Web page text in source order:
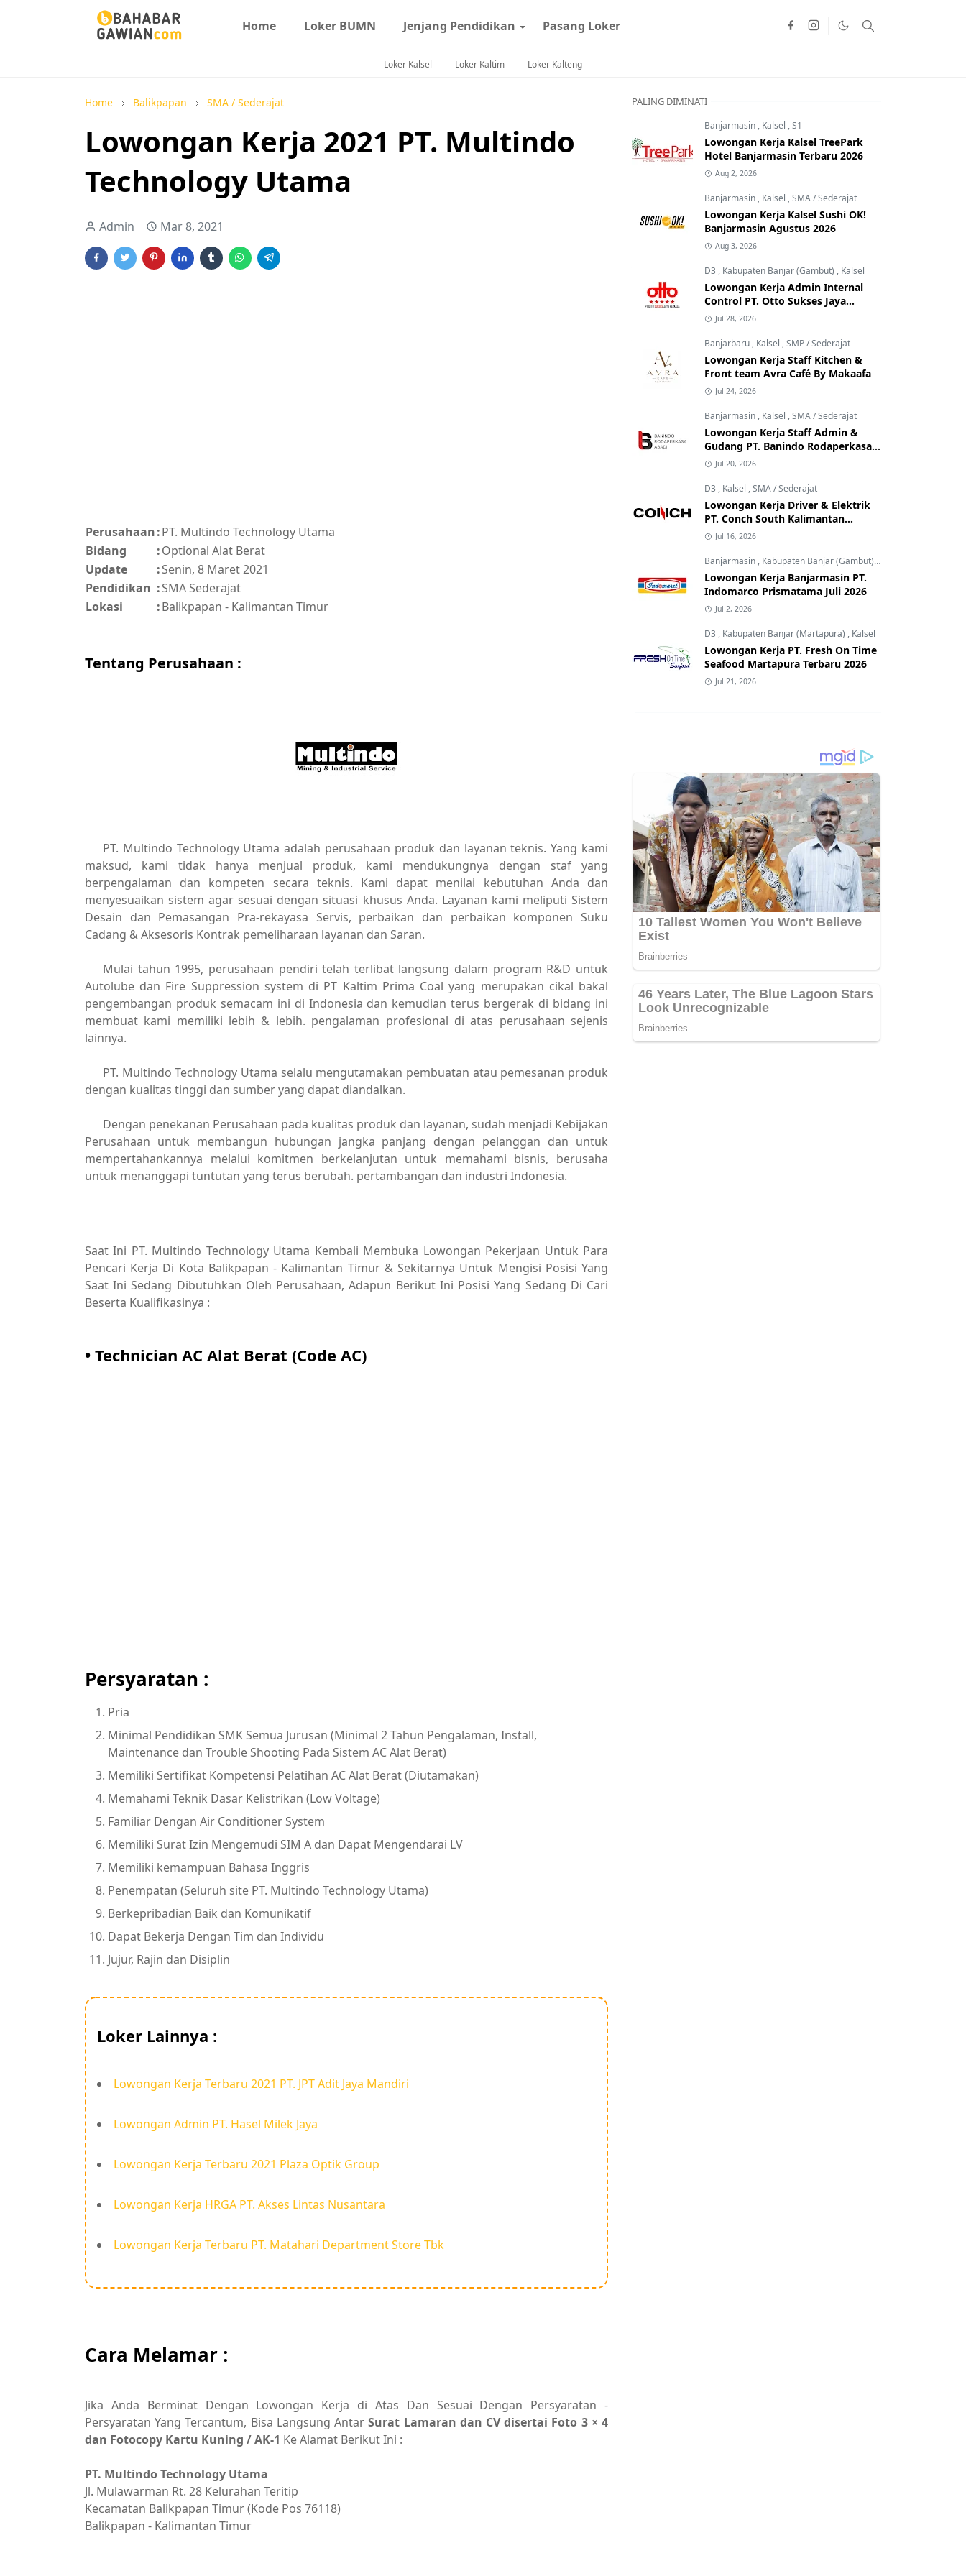
Home Loker BUMN Jenjang Pendidikan Pasang Loker
Loker Kalsel Loker Kaltim Loker Kalteng
Home Balikpapan SMA / Sederajat
Lowongan Kerja 2021 PT. Multindo
Technology Utama
Admin Mar 8, 2021
Perusahaan:PT. Multindo Technology Utama
Bidang
:Optional Alat Berat
Update
:Senin, 8 Maret 2021
Pendidikan :SMA Sederajat
Lokasi
:Balikpapan - Kalimantan Timur
Tentang Perusahaan :
PT. Multindo Technology Utama adalah perusahaan produk dan layanan teknis. Yang kami
maksud, kami tidak hanya menjual produk, kami mendukungnya dengan staf yang
berpengalaman dan kompeten secara teknis. Kami dapat menilai kebutuhan Anda dan
menyesuaikan sistem agar sesuai dengan situasi khusus Anda. Layanan kami meliputi Sistem
Desain dan Pemasangan Pra-rekayasa Servis, perbaikan dan perbaikan komponen Suku
Cadang & Aksesoris Kontrak pemeliharaan layanan dan Saran.
Mulai tahun 1995, perusahaan pendiri telah terlibat langsung dalam program R&D untuk
Autolube dan Fire Suppression system di PT Kaltim Prima Coal yang merupakan cikal bakal
pengembangan produk semacam ini di Indonesia dan kemudian terus bergerak di bidang ini
membuat kami memiliki lebih & lebih. pengalaman profesional di atas perusahaan sejenis
lainnya.
PT. Multindo Technology Utama selalu mengutamakan pembuatan atau pemesanan produk
dengan kualitas tinggi dan sumber yang dapat diandalkan.
Dengan penekanan Perusahaan pada kualitas produk dan layanan, sudah menjadi Kebijakan
Perusahaan untuk membangun hubungan jangka panjang dengan pelanggan dan untuk
mempertahankannya melalui komitmen berkelanjutan untuk memahami bisnis, berusaha
untuk menanggapi tuntutan yang terus berubah. pertambangan dan industri Indonesia.
Saat Ini PT. Multindo Technology Utama Kembali Membuka Lowongan Pekerjaan Untuk Para
Pencari Kerja Di Kota Balikpapan - Kalimantan Timur & Sekitarnya Untuk Mengisi Posisi Yang
Saat Ini Sedang Dibutuhkan Oleh Perusahaan, Adapun Berikut Ini Posisi Yang Sedang Di Cari
Beserta Kualifikasinya :
• Technician AC Alat Berat (Code AC)
Persyaratan :
Pria
Minimal Pendidikan SMK Semua Jurusan (Minimal 2 Tahun Pengalaman, Install,
Maintenance dan Trouble Shooting Pada Sistem AC Alat Berat)
Memiliki Sertifikat Kompetensi Pelatihan AC Alat Berat (Diutamakan)
Memahami Teknik Dasar Kelistrikan (Low Voltage)
Familiar Dengan Air Conditioner System
Memiliki Surat Izin Mengemudi SIM A dan Dapat Mengendarai LV
Memiliki kemampuan Bahasa Inggris
Penempatan (Seluruh site PT. Multindo Technology Utama)
Berkepribadian Baik dan Komunikatif
Dapat Bekerja Dengan Tim dan Individu
Jujur, Rajin dan Disiplin
Loker Lainnya :
Lowongan Kerja Terbaru 2021 PT. JPT Adit Jaya Mandiri
Lowongan Admin PT. Hasel Milek Jaya
Lowongan Kerja Terbaru 2021 Plaza Optik Group
Lowongan Kerja HRGA PT. Akses Lintas Nusantara
Lowongan Kerja Terbaru PT. Matahari Department Store Tbk
Cara Melamar :
Jika Anda Berminat Dengan Lowongan Kerja di Atas Dan Sesuai Dengan Persyaratan -
Persyaratan Yang Tercantum, Bisa Langsung AntarSurat Lamaran dan CV disertai Foto 3 × 4
dan Fotocopy Kartu Kuning / AK-1 Ke Alamat Berikut Ini :
PT. Multindo Technology Utama
Jl. Mulawarman Rt. 28 Kelurahan Teritip
Kecamatan Balikpapan Timur (Kode Pos 76118)
Balikpapan - Kalimantan Timur
PALING DIMINATI
Banjarmasin , Kalsel ,S1
Lowongan Kerja Kalsel TreePark
Hotel Banjarmasin Terbaru 2026
Aug 2, 2026
Banjarmasin , Kalsel ,SMA / Sederajat
Lowongan Kerja Kalsel Sushi OK!
Banjarmasin Agustus 2026
Aug 3, 2026
D3 , Kabupaten Banjar (Gambut) , Kalsel
Lowongan Kerja Admin Internal
Control PT. Otto Sukses Jaya
Perkasa
Jul 28, 2026
Banjarbaru , Kalsel ,SMP / Sederajat
Lowongan Kerja Staff Kitchen &
Front team Avra Café By Makaafa
Jul 24, 2026
Banjarmasin , Kalsel ,SMA / Sederajat
Lowongan Kerja Staff Admin &
Gudang PT. Banindo Rodaperkasa
Abadi
Jul 20, 2026
D3 , Kalsel ,SMA / Sederajat
Lowongan Kerja Driver & Elektrik
PT. Conch South Kalimantan
Cement
Jul 16, 2026
Banjarmasin , Kabupaten Banjar (Gambut) ,
Lowongan Kerja Banjarmasin PT.
Indomarco Prismatama Juli 2026
Jul 2, 2026
D3 , Kabupaten Banjar (Martapura) , Kalsel
Lowongan Kerja PT. Fresh On Time
Seafood Martapura Terbaru 2026
Jul 21, 2026